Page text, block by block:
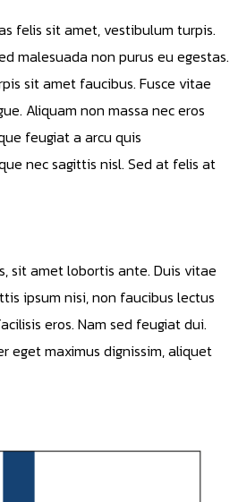
felis sit amet, vestibulum turpis.
malesuada non purus eu egestas.
sit amet faucibus. Fusce vitae
Aliquam non massa nec eros
feugiat a arcu quis
nec sagittis nisl. Sed at felis at
sit amet lobortis ante. Duis vitae
ipsum nisi, non faucibus lectus
eros. Nam sed feugiat dui.
eget maximus dignissim, aliquet